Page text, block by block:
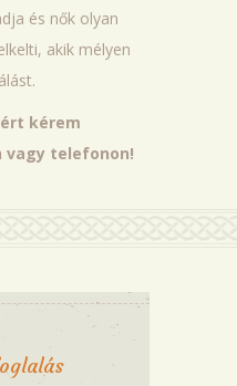
és nők olyan
akik mélyen
kérem
vagy telefonon!